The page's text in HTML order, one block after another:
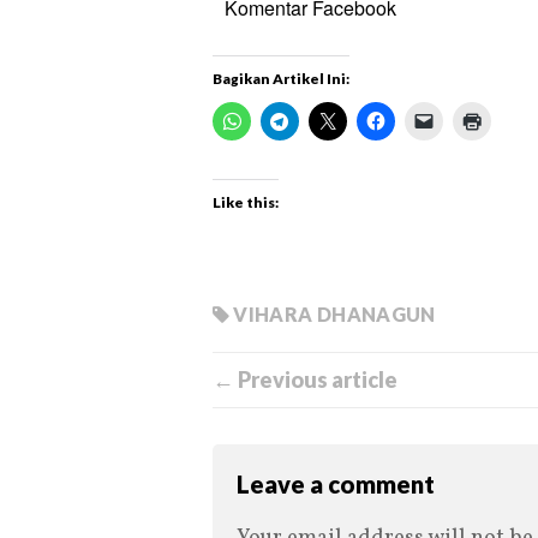
Komentar Facebook
Bagikan Artikel Ini:
Like this:
VIHARA DHANAGUN
← Previous article
Leave a comment